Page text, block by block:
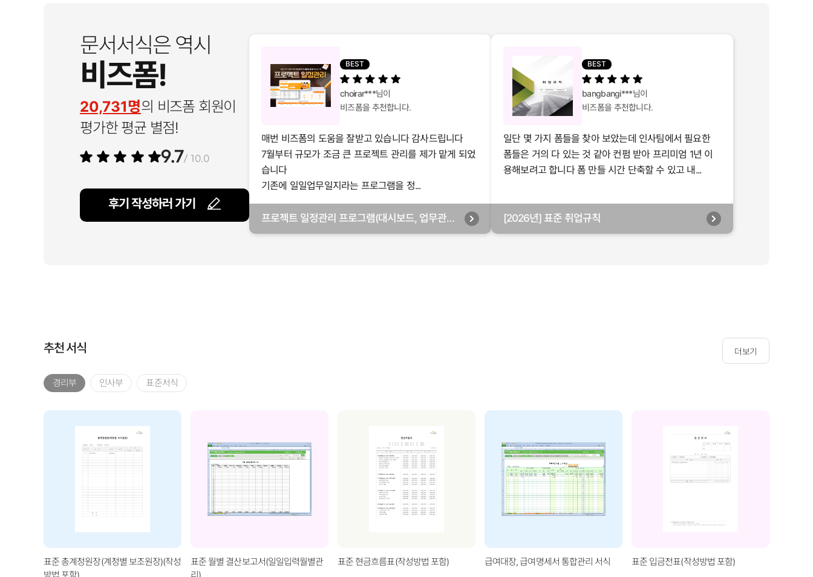
문서서식은 역시
비즈폼!
20,731명의 비즈폼 회원이
평가한 평균 별점!
9.7/ 10.0
후기 작성하러 가기
BEST
choirar***님이
비즈폼을 추천합니다.
매번 비즈폼의 도움을 잘받고 있습니다 감사드립니다
7월부터 규모가 조금 큰 프로젝트 관리를 제가 맡게 되었
습니다
기존에 일일업무일지라는 프로그램을 정...
프로젝트 일정관리 프로그램(대시보드, 업무관리,
BEST
bangbangi***님이
비즈폼을 추천합니다.
일단 몇 가지 폼들을 찾아 보았는데 인사팀에서 필요한
폼들은 거의 다 있는 것 같아 컨펌 받아 프리미엄 1년 이
용해보려고 합니다 폼 만들 시간 단축할 수 있고 내...
[2026년] 표준 취업규칙
추천 서식 더보기
경리부 인사부 표준서식
표준 총계정원장(계정별 보조원장)(작성
표준 월별 결산보고서(일일입력월별관
표준 현금흐름표(작성방법 포함) 급여대장, 급여명세서 통합관리 서식 표준 입금전표(작성방법 포함)